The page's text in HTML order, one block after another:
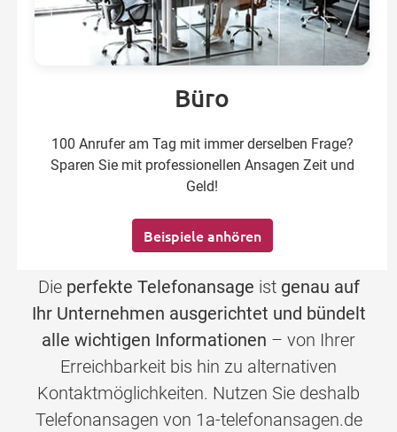
Büro
100 Anrufer am Tag mit immer derselben Frage?
Sparen Sie mit professionellen Ansagen Zeit und
Geld!
Beispiele anhören
Die perfekte Telefonansage ist genau auf
Ihr Unternehmen ausgerichtet und bündelt
alle wichtigen Informationen – von Ihrer
Erreichbarkeit bis hin zu alternativen
Kontaktmöglichkeiten. Nutzen Sie deshalb
Telefonansagen von 1a-telefonansagen.de